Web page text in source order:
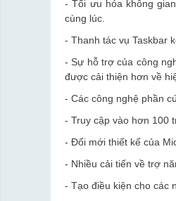
- Tối ưu hóa không
cùng lúc.
- Thanh tác vụ Taskbar
- Sự hỗ trợ của công
được cải thiện hơn về
- Các công nghệ phần
- Truy cập vào hơn 100
- Đổi mới thiết kế của
- Nhiều cải tiến về trợ
- Tạo điều kiện cho các